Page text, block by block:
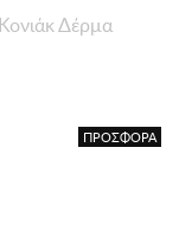
Δέρμα
ΠΡΟΣΦΟΡΑ